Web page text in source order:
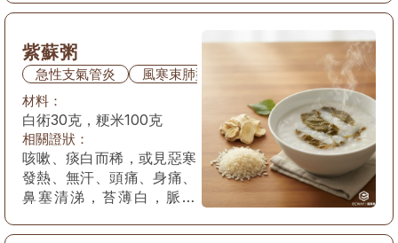
紫蘇粥
急性支氣管炎
風寒束肺型
材料：
白術30克，粳米100克
相關證狀：
咳嗽、痰白而稀，或見惡寒
發熱、無汗、頭痛、身痛、
鼻塞清涕，苔薄白，脈浮